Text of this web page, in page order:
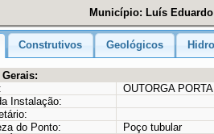
Município: Luís
Construtivos Geológicos
Gerais:
OUTORGA
Instalação:
do Ponto:
Poço tubular